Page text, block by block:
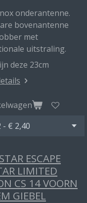
onderantenne.
bovenantenne
met
uitstraling.
deze 23cm
ESCAPE
LIMITED
CS 14 VOORN
GIEBEL